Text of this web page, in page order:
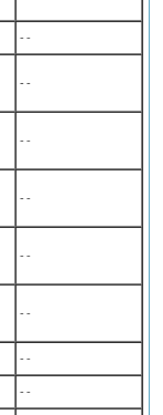
--
--
--
--
--
--
--
--